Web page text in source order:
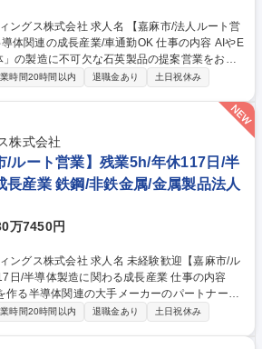
人名 【嘉麻市/法人ルート営
成長産業/車通勤OK 仕事の内容 AIやE
の製造に不可欠な石英製品の提案営業をお任
、世界的大手メーカーの製造プロセスを技術で
スタイル。顧客の「歩留まりを上げたい」と
術者と連携しオーダーメイドで応えます。最先
して一生モノの「専門性」を磨けるのが醍醐
、16時以降は商談先から直帰もOK。家族や趣
ら、世界基準のモノづくりに貢献できる、誇り
ルート営業】残
の成長産業/車通勤OK
時間20時間以内 退職金あり 土日祝休み
株式会社
/ルート営業】残業5h/年休117日/半
長産業 鉄鋼/非鉄金属/金属製品法人
万7450円
人名 未経験歓迎【嘉麻市/ル
導体製造に関わる成長産業 仕事の内容
作る半導体関連の大手メーカーのパートナーと
製品の提案営業をお任せ。単なる物売りではな
時間20時間以内 退職金あり 土日祝休み